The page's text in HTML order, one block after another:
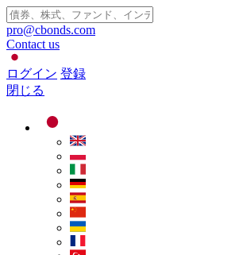
pro@cbonds.com
Contact us
ログイン 登録
閉じる